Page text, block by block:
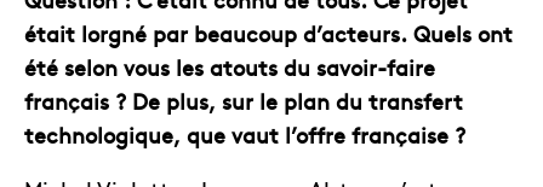
était lorgné par beaucoup d’acteurs. Quels ont
été selon vous les atouts du savoir-faire
français ? De plus, sur le plan du transfert
technologique, que vaut l’offre française ?